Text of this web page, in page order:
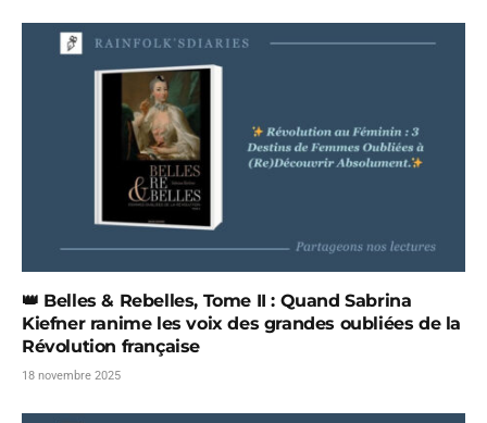
👑 Belles & Rebelles, Tome II : Quand Sabrina
Kiefner ranime les voix des grandes oubliées de la
Révolution française
18 novembre 2025